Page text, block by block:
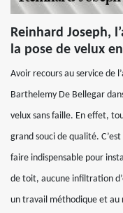
Reinhard Joseph,
la pose de velux
Avoir recours au service de
Barthelemy De Bellegar
velux sans faille. En effet,
grand souci de qualité.
faire indispensable pour
de toit, aucune infiltration
un travail méthodique et au